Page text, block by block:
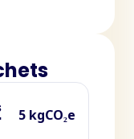
5 kgCO₂e